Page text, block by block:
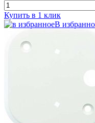
Купить в 1 клик
В